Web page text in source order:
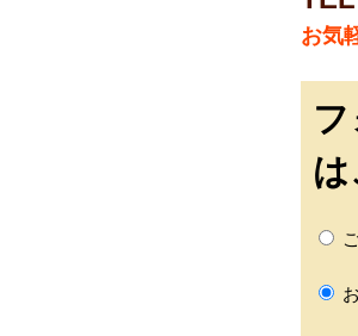
お気